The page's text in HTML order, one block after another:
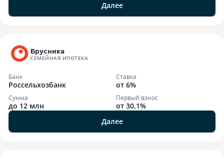
Далее
Брусника
СЕМЕЙНАЯ ИПОТЕКА
Банк
Россельхозбанк
Ставка
от 6%
Сумма
до 12 млн
Первый взнос
от 30,1%
Далее